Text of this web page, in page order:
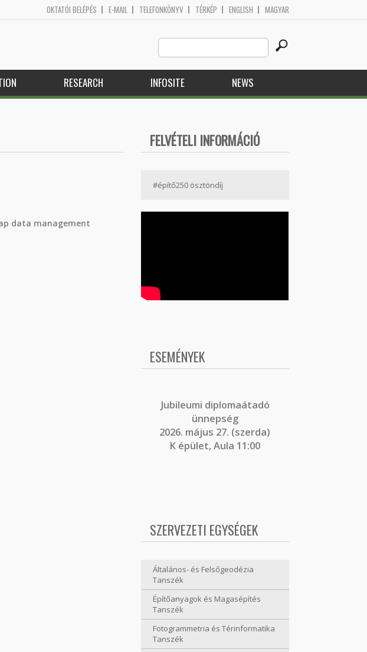
OKTATÓI BELÉPÉS E-MAIL TELEFONKÖNYV TÉRKÉP ENGLISH MAGYAR
Search
this
site
RESEARCH INFOSITE NEWS
data management
FELVÉTELI INFORMÁCIÓ
#építő250 ösztöndíj
ESEMÉNYEK
Jubileumi diplomaátadó
ünnepség
2026. május 27. (szerda)
K épület, Aula 11:00
SZERVEZETI EGYSÉGEK
Általános- és Felsőgeodézia
Tanszék
Építőanyagok és Magasépítés
Tanszék
Fotogrammetria és Térinformatika
Tanszék